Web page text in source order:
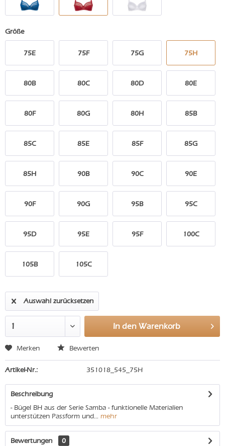
Größe
75E 75F 75G 75H
80B 80C 80D 80E
80F 80G 80H 85B
85C 85E 85F 85G
85H 90B 90C 90E
90F 90G 95B 95C
95D 95E 95F 100C
105B 105C
Auswahl zurücksetzen
In den Warenkorb
Merken Bewerten
Artikel-Nr.: 351018_545_75H
Beschreibung
- Bügel BH aus der Serie Samba - funktionelle Materialien
unterstützen Passform und... mehr
Bewertungen
0